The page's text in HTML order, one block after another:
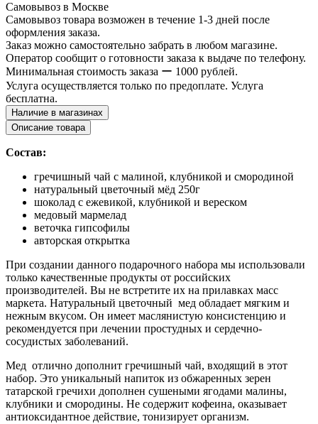
Самовывоз в Москве
Самовывоз товара возможен в течение 1-3 дней после
оформления заказа.
Заказ можно самостоятельно забрать в любом магазине.
Оператор сообщит о готовности заказа к выдаче по телефону.
Минимальная стоимость заказа ー 1000 рублей.
Услуга осуществляется только по предоплате. Услуга
бесплатна.
Наличие в магазинах
Описание товара
Состав:
гречишный чай с малиной, клубникой и смородиной
натуральный цветочный мёд 250г
шоколад с ежевикой, клубникой и вереском
медовый мармелад
веточка гипсофилы
авторская открытка
При создании данного подарочного набора мы использовали
только качественные продукты от российских
производителей. Вы не встретите их на прилавках масс
маркета. Натуральный цветочный мед обладает мягким и
нежным вкусом. Он имеет маслянистую консистенцию и
рекомендуется при лечении простудных и сердечно-
сосудистых заболеваний.
Мед отлично дополнит гречишный чай, входящий в этот
набор. Это уникальный напиток из обжаренных зерен
татарской гречихи дополнен сушеными ягодами малины,
клубники и смородины. Не содержит кофеина, оказывает
антиоксидантное действие, тонизирует организм.